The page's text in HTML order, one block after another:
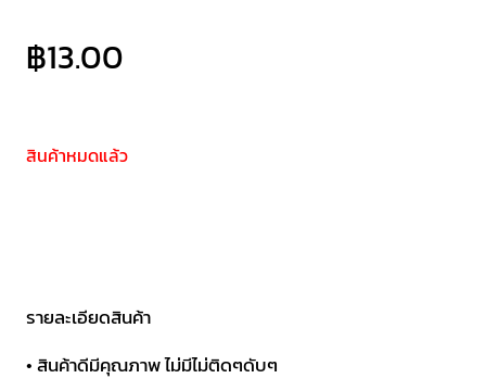
฿13.00
สินค้าหมดแล้ว
รายละเอียดสินค้า
• สินค้าดีมีคุณภาพ ไม่มีไม่ติดๆดับๆ